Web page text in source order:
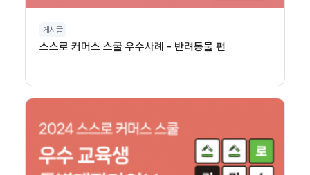
게시글
스스로 커머스 스쿨 우수사례 - 반려동물 편